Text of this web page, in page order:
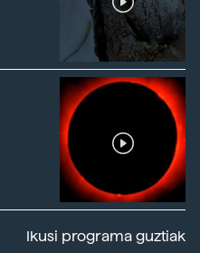
Ikusi programa guztiak